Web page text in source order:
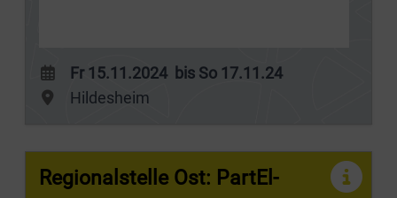
Fr 15.11.2024 bis So 17.11.24
Hildesheim
Regionalstelle Ost: PartEl-